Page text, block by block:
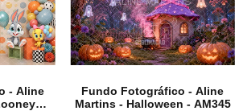
- Aline
Fundo Fotográfico - Aline
Martins - Halloween - AM345